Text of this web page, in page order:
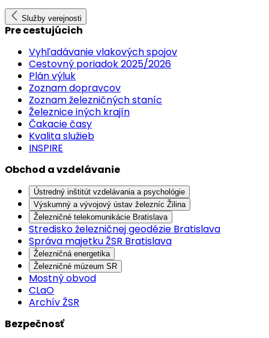
Služby verejnosti
Pre cestujúcich
Vyhľadávanie vlakových spojov
Cestovný poriadok 2025/2026
Plán výluk
Zoznam dopravcov
Zoznam železničných staníc
Železnice iných krajín
Čakacie časy
Kvalita služieb
INSPIRE
Obchod a vzdelávanie
Ústredný inštitút vzdelávania a psychológie
Výskumný a vývojový ústav železníc Žilina
Železničné telekomunikácie Bratislava
Stredisko železničnej geodézie Bratislava
Správa majetku ŽSR Bratislava
Železničná energetika
Železničné múzeum SR
Mostný obvod
CLaO
Archív ŽSR
Bezpečnosť